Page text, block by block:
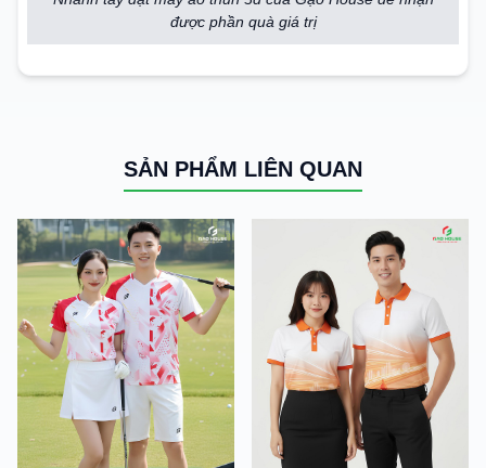
được phần quà giá trị
SẢN PHẨM LIÊN QUAN